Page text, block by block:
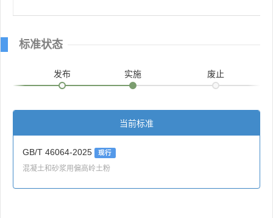
标准状态
发布 实施 废止
当前标准
GB/T 46064-2025 现行
混凝土和砂浆用偏高岭土粉